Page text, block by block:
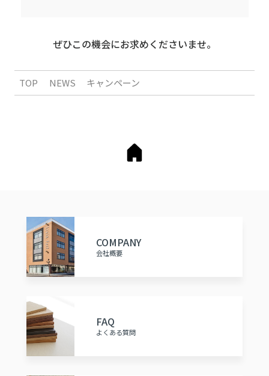
ぜひこの機会にお求めくださいませ。
TOP NEWS キャンペーン
COMPANY
会社概要
FAQ
よくある質問